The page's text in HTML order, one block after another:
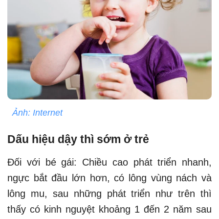
Ảnh: Internet
Dấu hiệu dậy thì sớm ở trẻ
Đối với bé gái: Chiều cao phát triển nhanh,
ngực bắt đầu lớn hơn, có lông vùng nách và
lông mu, sau những phát triển như trên thì
thấy có kinh nguyệt khoảng 1 đến 2 năm sau